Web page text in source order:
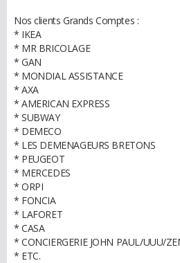
Nos clients Grands Comptes :
* IKEA
* MR BRICOLAGE
* GAN
* MONDIAL ASSISTANCE
* AXA
* AMERICAN EXPRESS
* SUBWAY
* DEMECO
* LES DEMENAGEURS BRETONS
* PEUGEOT
* MERCEDES
* ORPI
* FONCIA
* LAFORET
* CASA
* CONCIERGERIE JOHN PAUL/UUU/
* ETC.